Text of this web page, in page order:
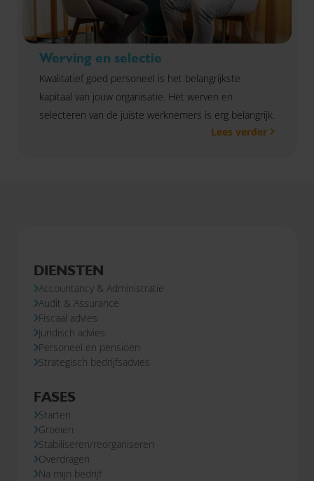
Werving en selectie
Kwalitatief goed personeel is het belangrijkste
kapitaal van jouw organisatie. Het werven en
selecteren van de juiste werknemers is erg belangrijk.
Lees verder
DIENSTEN
Accountancy & Administratie
Audit & Assurance
Fiscaal advies
Juridisch advies
Personeel en pensioen
Strategisch bedrijfsadvies
FASES
Starten
Groeien
Stabiliseren/reorganiseren
Overdragen
Na mijn bedrijf